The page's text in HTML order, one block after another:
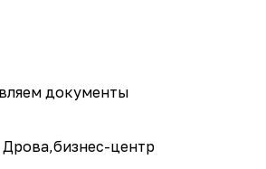
документы
центр